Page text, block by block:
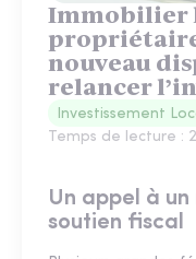
Immobilier
nouveau
relancer
Investissement
Temps de lecture : 2
Un appel à
soutien fiscal